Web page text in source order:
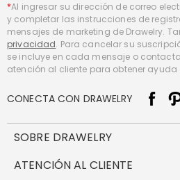
*Al ingresar su dirección de correo
y completar las instrucciones de
mensajes de marketing de Drawelry.
privacidad. Para cancelar su
se incluye en cada mensaje o
atención al cliente para obtener ayuda
CONECTA CON DRAWELRY
SOBRE DRAWELRY
Sobre nosotros
ATENCIÓN AL CLIENTE